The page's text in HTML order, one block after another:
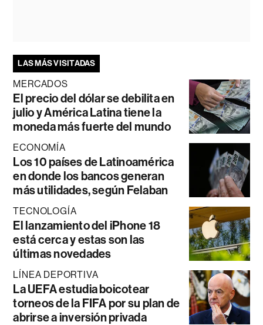
LAS MÁS VISITADAS
MERCADOS
El precio del dólar se debilita en
julio y América Latina tiene la
moneda más fuerte del mundo
ECONOMÍA
Los 10 países de Latinoamérica
en donde los bancos generan
más utilidades, según Felaban
TECNOLOGÍA
El lanzamiento del iPhone 18
está cerca y estas son las
últimas novedades
LÍNEA DEPORTIVA
La UEFA estudia boicotear
torneos de la FIFA por su plan de
abrirse a inversión privada